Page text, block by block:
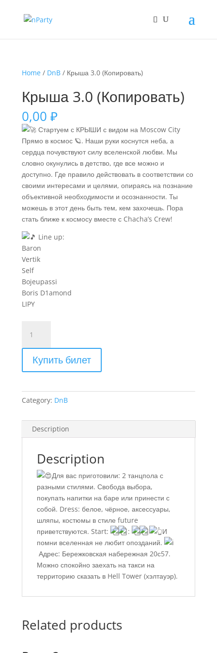
Home/ DnB/ Крыша 3.0 (Копировать)
Крыша 3.0 (Копировать)
0,00 ₽
Стартуем с КРЫШИ с видом на Moscow City
Прямо в космос 🪐. Наши руки коснутся неба, а
сердца почувствуют силу вселенской любви. Мы
словно окунулись в детство, где все можно и
доступно. Где правило действовать в соответствии со
своими интересами и целями, опираясь на познание
объективной необходимости и осознанности. Ты
можешь в этот день быть тем, кем захочешь. Пора
стать ближе к космосу вместе с Chacha’s Crew!
Line up:
Baron
Vertik
Self
Bojeupassi
Boris D1amond
LIPY
(Копировать)
quantity
Купить билет
Category: DnB
Description
Description
Для вас приготовили: 2 танцпола с
разными стилями. Свобода выбора,
покупать напитки на баре или принести с
собой. Dress: белое, чёрное, аксессуары,
шляпы, костюмы в стиле future
приветствуются. Start:
:
И
помни вселенная не любит опозданий.
Адрес: Бережковская набережная 20с57.
Можно спокойно заехать на такси на
территорию сказать в Hell Tower (хэлтауэр).
Related products